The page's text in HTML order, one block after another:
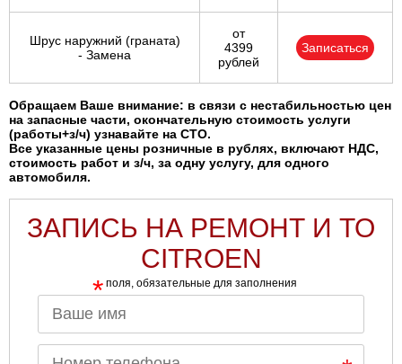
Шрус наружний (граната)
- Замена
от
4399
рублей
Записаться
Обращаем Ваше внимание: в связи с нестабильностью цен
на запасные части, окончательную стоимость услуги
(работы+з/ч) узнавайте на СТО.
Все указанные цены розничные в рублях, включают НДС,
стоимость работ и з/ч, за одну услугу, для одного
автомобиля.
ЗАПИСЬ НА РЕМОНТ И ТО
CITROEN
* поля, обязательные для заполнения